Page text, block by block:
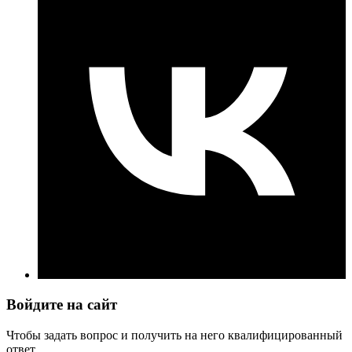
Войдите на сайт
Чтобы задать вопрос и получить на него квалифицированный